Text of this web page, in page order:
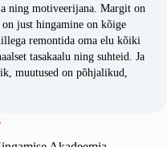
ning motiveerijana. Margit on
just hingamine on kõige
remontida oma elu kõiki
tasakaalu ning suhteid. Ja
muutused on põhjalikud,